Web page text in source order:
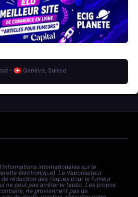
- Genève, Suisse
internationales sur le
électronique). Le vaporisateur
réduction des risques pour le fumeur
ne peut pas arrêter le tabac. Les propos
ne proviennent pas de